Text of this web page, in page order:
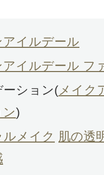
リが頻繁でした
毛穴落ち全くあ
弱い自分でも大
はおすすめです
アイルデール
アイルデール フ
ーション(メイク
)
メイク 肌の透